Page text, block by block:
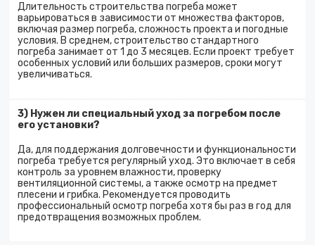
Длительность строительства погреба может
варьироваться в зависимости от множества факторов,
включая размер погреба, сложность проекта и погодные
условия. В среднем, строительство стандартного
погреба занимает от 1 до 3 месяцев. Если проект требует
особенных условий или больших размеров, сроки могут
увеличиваться.
3) Нужен ли специальный уход за погребом после
его установки?
Да, для поддержания долговечности и функциональности
погреба требуется регулярный уход. Это включает в себя
контроль за уровнем влажности, проверку
вентиляционной системы, а также осмотр на предмет
плесени и грибка. Рекомендуется проводить
профессиональный осмотр погреба хотя бы раз в год для
предотвращения возможных проблем.